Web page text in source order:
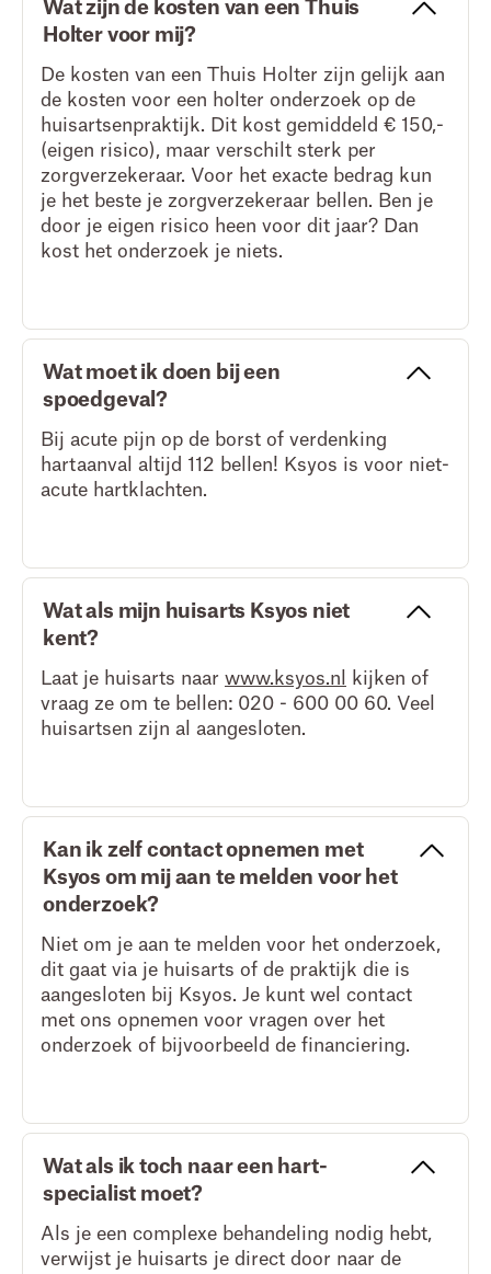
Wat zijn de kosten van een Thuis
Holter voor mij?
De kosten van een Thuis Holter zijn gelijk aan
de kosten voor een holter onderzoek op de
huisartsenpraktijk. Dit kost gemiddeld € 150,-
(eigen risico), maar verschilt sterk per
zorgverzekeraar. Voor het exacte bedrag kun
je het beste je zorgverzekeraar bellen. Ben je
door je eigen risico heen voor dit jaar? Dan
kost het onderzoek je niets.
Wat moet ik doen bij een
spoedgeval?
Bij acute pijn op de borst of verdenking
hartaanval altijd 112 bellen! Ksyos is voor niet-
acute hartklachten.
Wat als mijn huisarts Ksyos niet
kent?
Laat je huisarts naar www.ksyos.nl
kijken of
vraag ze om te bellen: 020 - 600 00 60. Veel
huisartsen zijn al aangesloten.
Kan ik zelf contact opnemen met
Ksyos om mij aan te melden voor het
onderzoek?
Niet om je aan te melden voor het onderzoek,
dit gaat via je huisarts of de praktijk die is
aangesloten bij Ksyos. Je kunt wel contact
met ons opnemen voor vragen over het
onderzoek of bijvoorbeeld de financiering.
Wat als ik toch naar een hart-
specialist moet?
Als je een complexe behandeling nodig hebt,
verwijst je huisarts je direct door naar de